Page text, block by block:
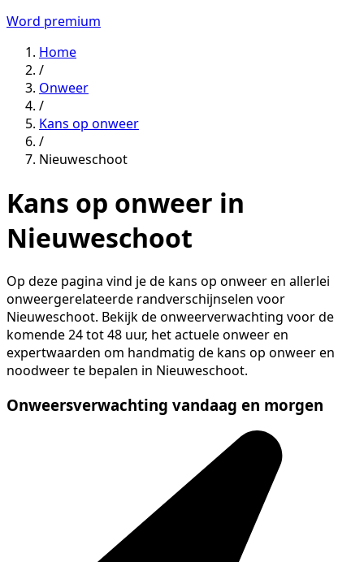
Word premium
Home
/
Onweer
/
Kans op onweer
/
Nieuweschoot
Kans op onweer in
Nieuweschoot
Op deze pagina vind je de kans op onweer en allerlei
onweergerelateerde randverschijnselen voor
Nieuweschoot. Bekijk de onweerverwachting voor de
komende 24 tot 48 uur, het actuele onweer en
expertwaarden om handmatig de kans op onweer en
noodweer te bepalen in Nieuweschoot.
Onweersverwachting vandaag en morgen